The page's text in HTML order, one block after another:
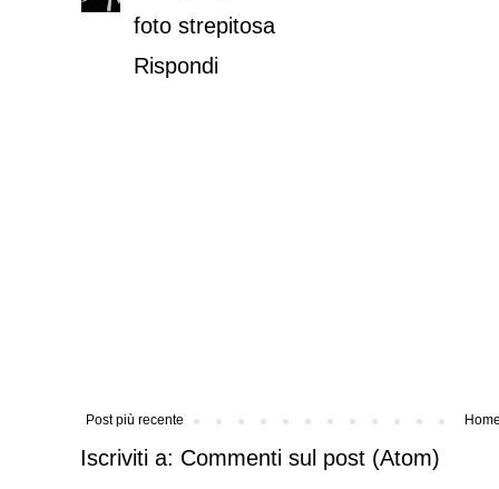
foto strepitosa
Rispondi
Post più recente
Iscriviti a: Commenti sul post (Atom)